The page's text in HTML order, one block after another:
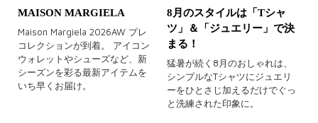
MAISON MARGIELA
Maison Margiela 2026AW プレ
コレクションが到着。 アイコン
ウォレットやシューズなど、新
シーズンを彩る最新アイテムを
いち早くお届け。
8月のスタイルは「Tシャ
ツ」＆「ジュエリー」で決
まる！
猛暑が続く8月のおしゃれは、
シンプルなTシャツにジュエリ
ーをひとさじ加えるだけでぐっ
と洗練された印象に。